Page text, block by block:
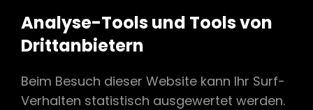
Analyse-Tools und Tools von
Drittanbietern
Beim Besuch dieser Website kann Ihr Surf-
Verhalten statistisch ausgewertet werden.